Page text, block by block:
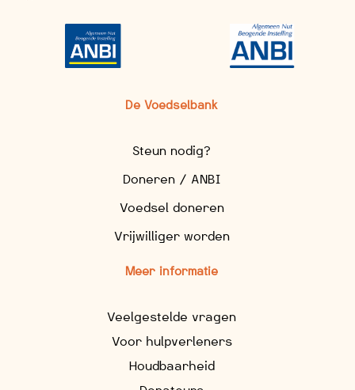
De Voedselbank
Steun nodig?
Doneren / ANBI
Voedsel doneren
Vrijwilliger worden
Meer informatie
Veelgestelde vragen
Voor hulpverleners
Houdbaarheid